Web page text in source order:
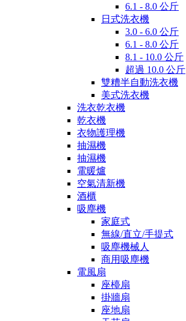
6.1 - 8.0 公斤
日式洗衣機
3.0 - 6.0 公斤
6.1 - 8.0 公斤
8.1 - 10.0 公斤
超過 10.0 公斤
雙糟半自動洗衣機
美式洗衣機
洗衣乾衣機
乾衣機
衣物護理機
抽濕機
抽濕機
電暖爐
空氣清新機
酒櫃
吸塵機
家庭式
無線/直立/手提式
吸塵機械人
商用吸塵機
電風扇
座檯扇
掛牆扇
座地扇